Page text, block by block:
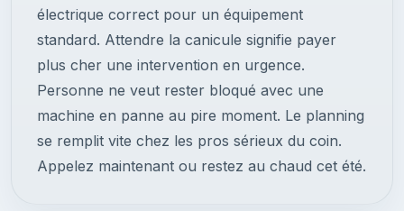
électrique correct pour un équipement
standard. Attendre la canicule signifie payer
plus cher une intervention en urgence.
Personne ne veut rester bloqué avec une
machine en panne au pire moment. Le planning
se remplit vite chez les pros sérieux du coin.
Appelez maintenant ou restez au chaud cet été.